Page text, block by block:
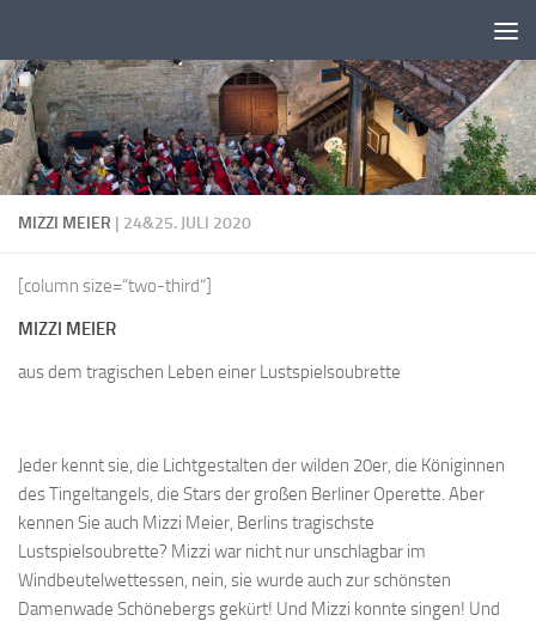
MIZZI MEIER | 24&25. JULI 2020
[column size=“two-third“]
MIZZI MEIER
aus dem tragischen Leben einer Lustspielsoubrette
Jeder kennt sie, die Lichtgestalten der wilden 20er, die Königinnen
des Tingeltangels, die Stars der großen Berliner Operette. Aber
kennen Sie auch Mizzi Meier, Berlins tragischste
Lustspielsoubrette? Mizzi war nicht nur unschlagbar im
Windbeutelwettessen, nein, sie wurde auch zur schönsten
Damenwade Schönebergs gekürt! Und Mizzi konnte singen! Und